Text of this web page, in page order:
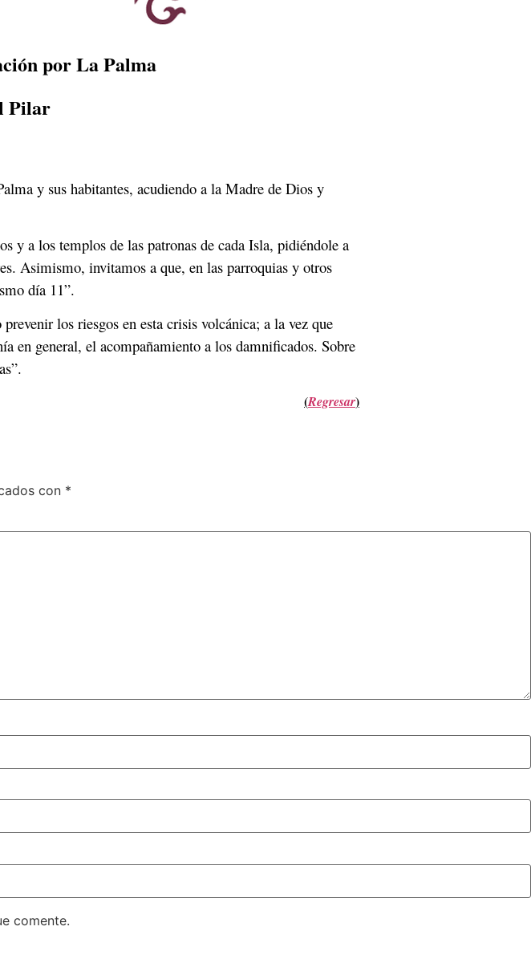
por La Palma
Pilar
y sus habitantes, acudiendo a la Madre de Dios y
y a los templos de las patronas de cada Isla, pidiéndole a
Asimismo, invitamos a que, en las parroquias y otros
día 11”.
los riesgos en esta crisis volcánica; a la vez que
en general, el acompañamiento a los damnificados. Sobre
(Regresar)
con *
comente.